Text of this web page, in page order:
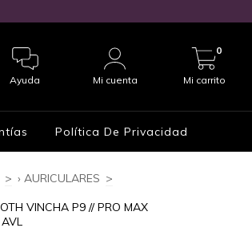
Ayuda Mi cuenta Mi carrito
0
Política De Privacidad
> › AURICULARES >
VINCHA P9 // PRO MAX